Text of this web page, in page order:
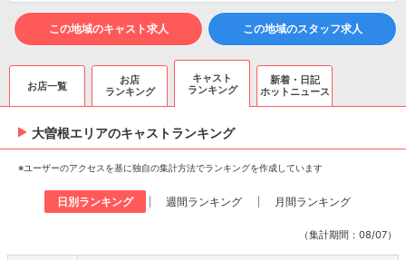
この地域のキャスト求人 この地域のスタッフ求人
お店一覧
お店
ランキング
キャスト
ランキング
新着・日記
ホットニュース
大曽根エリアのキャストランキング
※ユーザーのアクセスを基に独自の集計方法でランキングを作成しています
日別ランキング 週間ランキング 月間ランキング
（集計期間：08/07）